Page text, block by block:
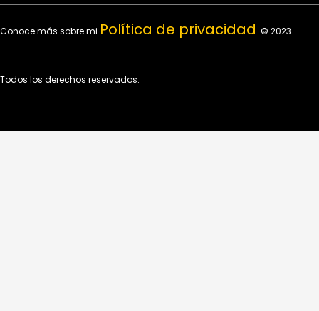
Conoce más sobre mi Política de privacidad. © 2023
Todos los derechos reservados.